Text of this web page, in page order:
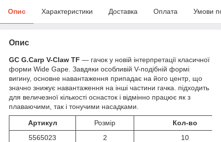
Опис Характеристики Доставка Оплата Умови
Опис
GC G.Carp V-Claw TF — гачок у новій інтерпретації класичної
форми Wide Gape. Завдяки особливій V-подібній формі
вигину, основне навантаження припадає на його центр, що
значно знижує навантаження на інші частини гачка. підходить
для величезної кількості оснасток і відмінно працює як з
плаваючими, так і тонучими насадками.
Артикул Розмір
Кол-во
5565023
2
10